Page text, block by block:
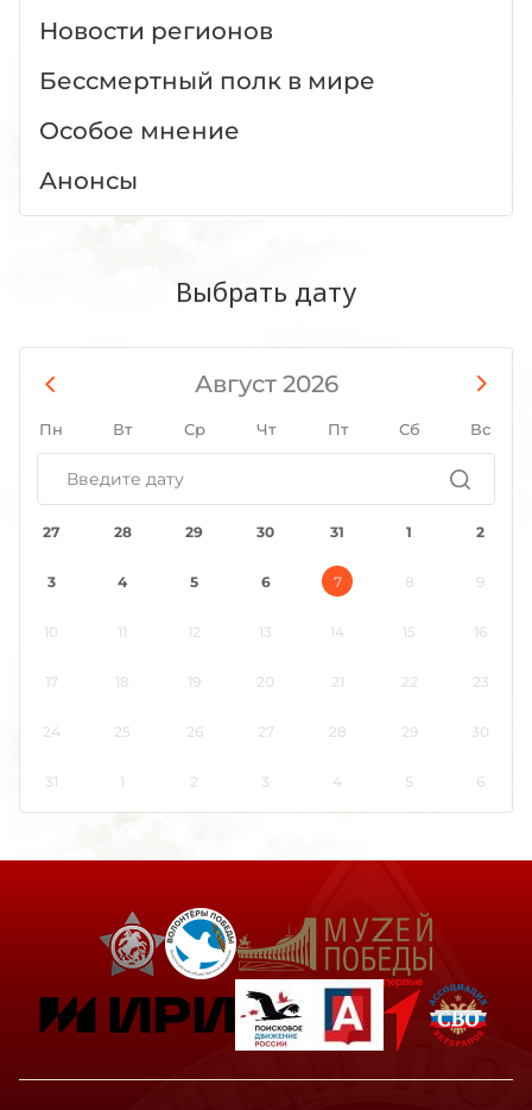
Новости регионов
Бессмертный полк в мире
Особое мнение
Анонсы
Выбрать дату
Август 2026
Пн Вт Ср Чт Пт Сб Вс
27 28 29 30 31 1 2
3 4 5 6 7 8 9
10 11 12 13 14 15 16
17 18 19 20 21 22 23
24 25 26 27 28 29 30
31 1 2 3 4 5 6